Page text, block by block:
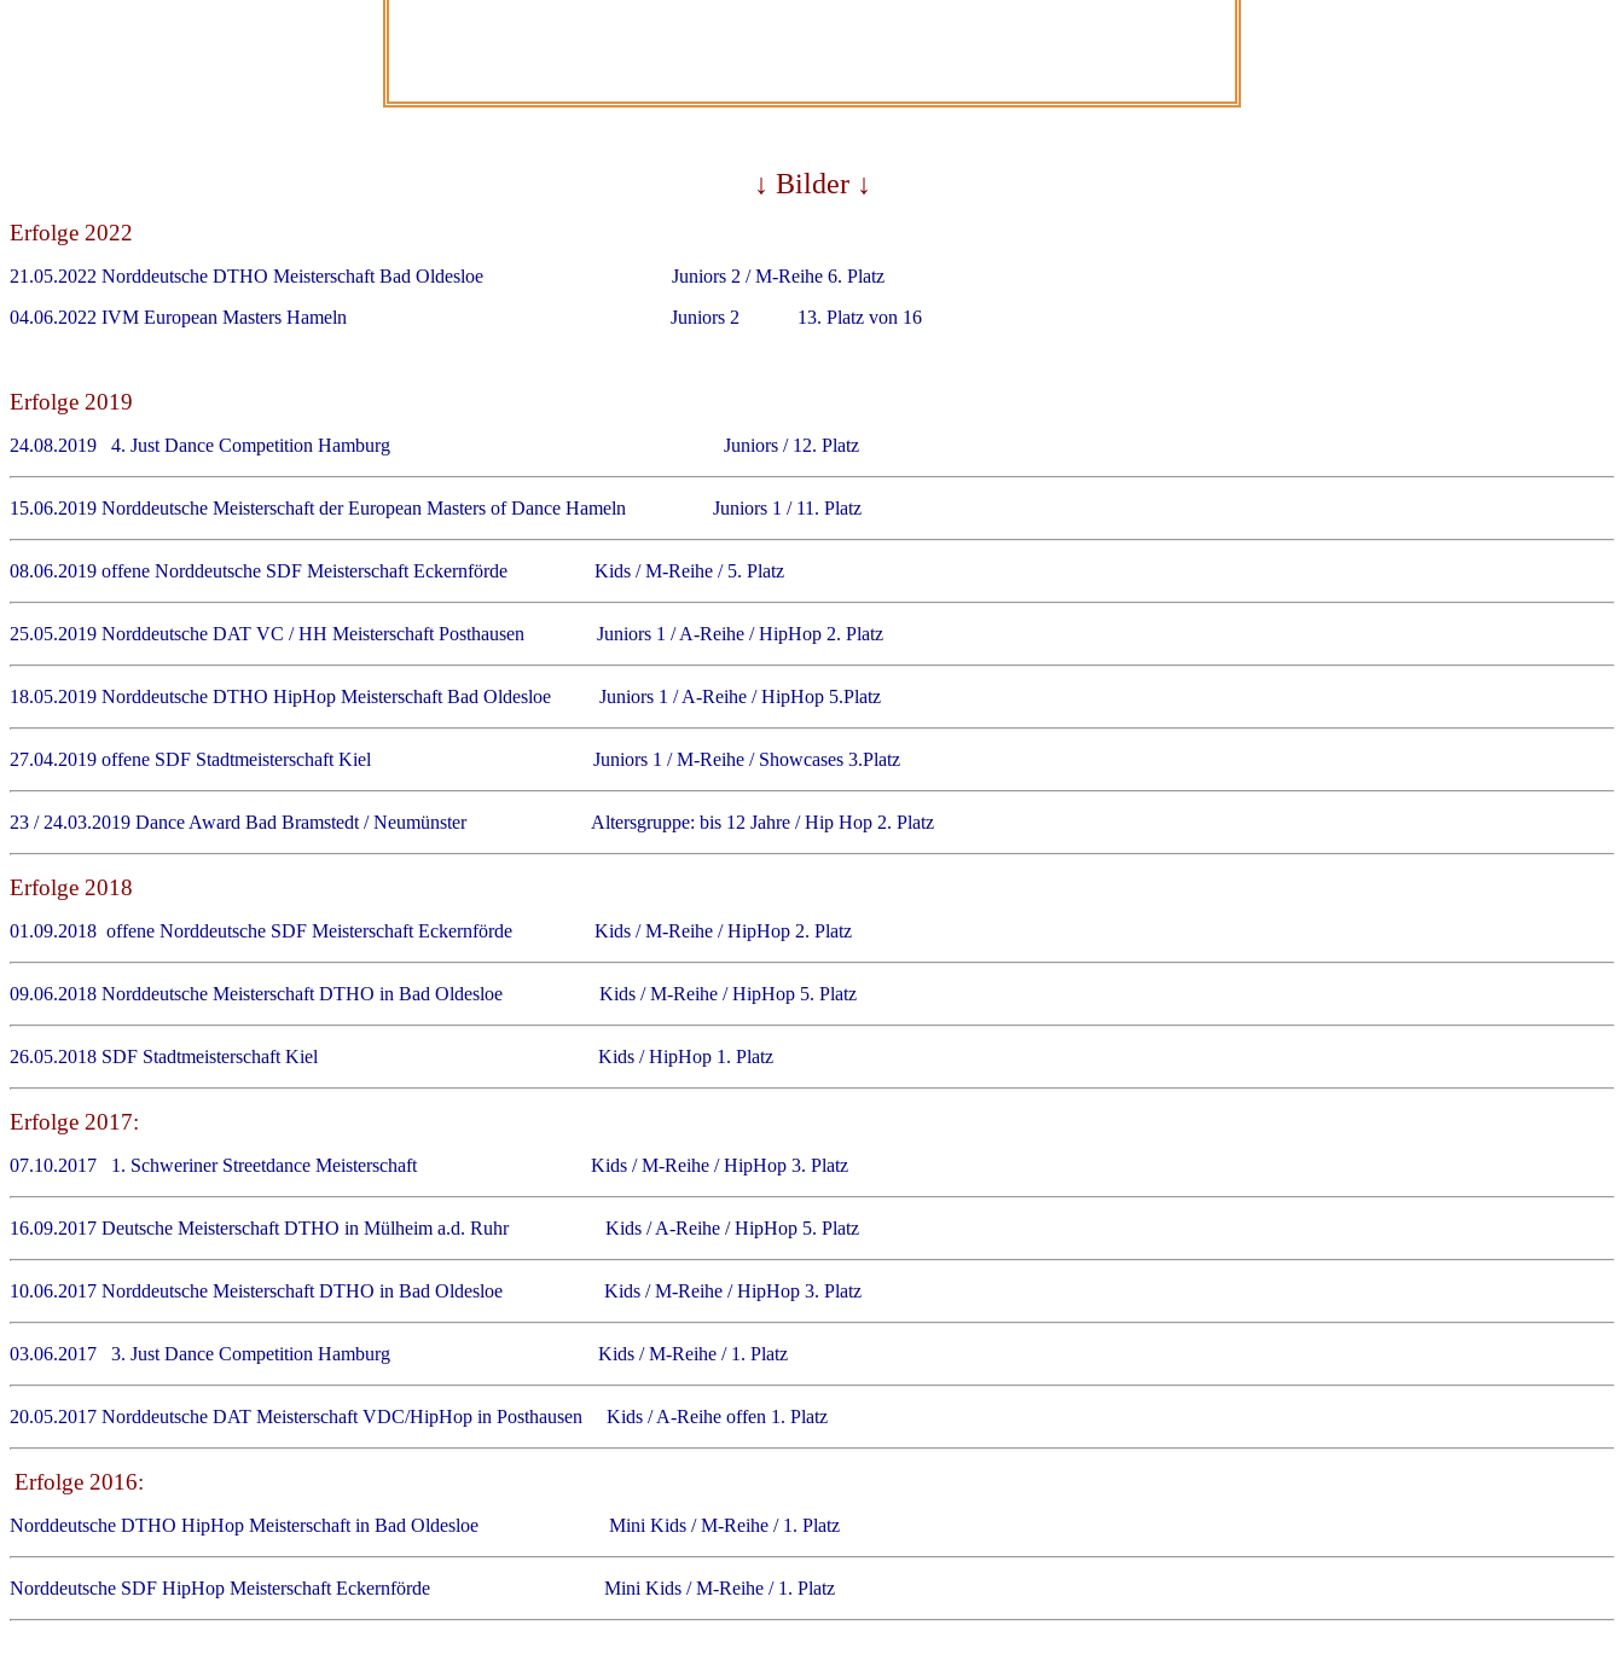
↓ Bilder ↓
Erfolge 2022
21.05.2022 Norddeutsche DTHO Meisterschaft Bad Oldesloe Juniors 2 / M-Reihe 6. Platz
04.06.2022 IVM European Masters Hameln Juniors 2 13. Platz von 16
Erfolge 2019
24.08.2019 4. Just Dance Competition Hamburg Juniors / 12. Platz
15.06.2019 Norddeutsche Meisterschaft der European Masters of Dance Hameln Juniors 1 / 11. Platz
08.06.2019 offene Norddeutsche SDF Meisterschaft Eckernförde Kids / M-Reihe / 5. Platz
25.05.2019 Norddeutsche DAT VC / HH Meisterschaft Posthausen Juniors 1 / A-Reihe / HipHop 2. Platz
18.05.2019 Norddeutsche DTHO HipHop Meisterschaft Bad Oldesloe Juniors 1 / A-Reihe / HipHop 5.Platz
27.04.2019 offene SDF Stadtmeisterschaft Kiel Juniors 1 / M-Reihe / Showcases 3.Platz
23 / 24.03.2019 Dance Award Bad Bramstedt / Neumünster Altersgruppe: bis 12 Jahre / Hip Hop 2. Platz
Erfolge 2018
01.09.2018 offene Norddeutsche SDF Meisterschaft Eckernförde Kids / M-Reihe / HipHop 2. Platz
09.06.2018 Norddeutsche Meisterschaft DTHO in Bad Oldesloe Kids / M-Reihe / HipHop 5. Platz
26.05.2018 SDF Stadtmeisterschaft Kiel Kids / HipHop 1. Platz
Erfolge 2017:
07.10.2017 1. Schweriner Streetdance Meisterschaft Kids / M-Reihe / HipHop 3. Platz
16.09.2017 Deutsche Meisterschaft DTHO in Mülheim a.d. Ruhr Kids / A-Reihe / HipHop 5. Platz
10.06.2017 Norddeutsche Meisterschaft DTHO in Bad Oldesloe Kids / M-Reihe / HipHop 3. Platz
03.06.2017 3. Just Dance Competition Hamburg Kids / M-Reihe / 1. Platz
20.05.2017 Norddeutsche DAT Meisterschaft VDC/HipHop in Posthausen Kids / A-Reihe offen 1. Platz
Erfolge 2016:
Norddeutsche DTHO HipHop Meisterschaft in Bad Oldesloe Mini Kids / M-Reihe / 1. Platz
Norddeutsche SDF HipHop Meisterschaft Eckernförde Mini Kids / M-Reihe / 1. Platz